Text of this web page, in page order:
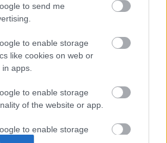
to send me
to enable storage
like cookies on web or
apps.
to enable storage
of the website or app.
to enable storage
vallomást tett a
forintért kelhet el Michael
Forma–1-es autója
a Ferrarinál, miközben baljós
csábított át riválisától a